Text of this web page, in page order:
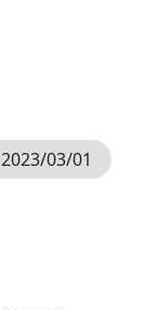
2023/03/01